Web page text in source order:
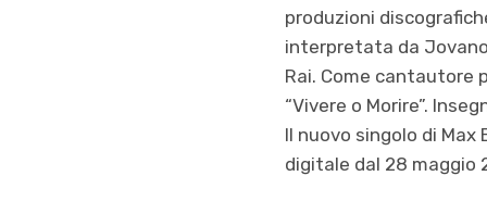
produzioni
interpretata da
Rai. Come cantautore
“Vivere o Morire”.
Il nuovo singolo di Max
digitale dal 28 maggio